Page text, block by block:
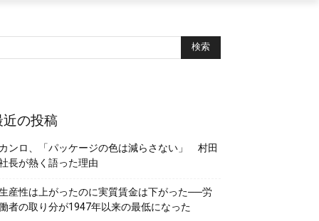
近の投稿
ンロ、「パッケージの色は減らさない」 村田
長が熱く語った理由
産性は上がったのに実質賃金は下がった──労
者の取り分が1947年以来の最低になった